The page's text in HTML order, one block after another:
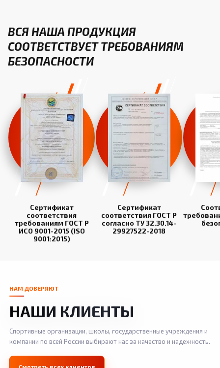
ВСЯ НАША ПРОДУКЦИЯ
СООТВЕТСТВУЕТ ТРЕБОВАНИЯМ
БЕЗОПАСНОСТИ
Сертификат
соответствия
требованиям ГОСТ Р
ИСО 9001-2015 (ISO
9001:2015)
Сертификат
соответствия ГОСТ Р
согласно ТУ 32.30.14-
29927522-2018
НАМ ДОВЕРЯЮТ
НАШИ КЛИЕНТЫ
Спортивные организации, школы, государственные учреждения и
компании по всей России выбирают нас за качество и надежность.
Смотреть всех клиентов